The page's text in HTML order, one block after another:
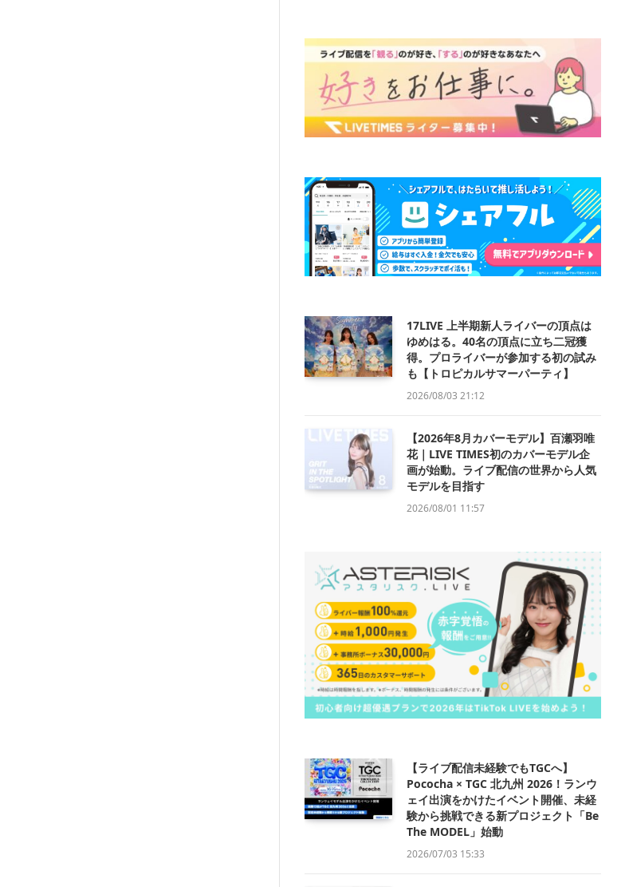
17LIVE 上半期新人ライバーの頂点は
ゆめはる。40名の頂点に立ち二冠獲
得。プロライバーが参加する初の試み
も【トロピカルサマーパーティ】
2026/08/03 21:12
【2026年8月カバーモデル】百瀬羽唯
花｜LIVE TIMES初のカバーモデル企
画が始動。ライブ配信の世界から人気
モデルを目指す
2026/08/01 11:57
【ライブ配信未経験でもTGCへ】
Pococha × TGC 北九州 2026！ランウ
ェイ出演をかけたイベント開催、未経
験から挑戦できる新プロジェクト「Be
The MODEL」始動
2026/07/03 15:33